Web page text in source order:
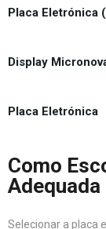
Placa Eletrónica
Display
Placa Eletrónica
Como
Adequada
Selecionar a placa